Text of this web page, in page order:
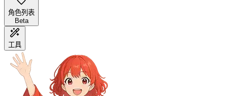
角色列表
Beta
工具